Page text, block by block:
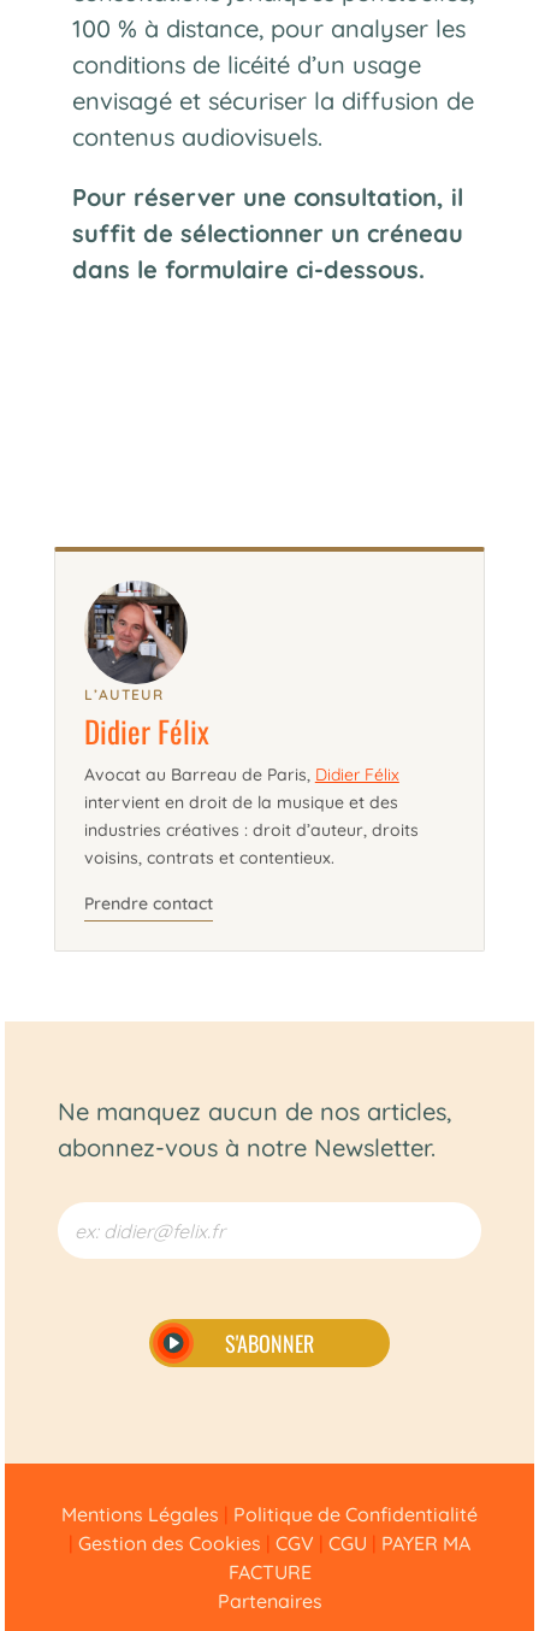
100 % à distance, pour analyser les
conditions de licéité d’un usage
envisagé et sécuriser la diffusion de
contenus audiovisuels.
Pour réserver une consultation, il
suffit de sélectionner un créneau
dans le formulaire ci-dessous.
L’AUTEUR
Didier Félix
Avocat au Barreau de Paris, Didier Félix
intervient en droit de la musique et des
industries créatives : droit d’auteur, droits
voisins, contrats et contentieux.
Prendre contact
Ne manquez aucun de nos articles,
abonnez-vous à notre Newsletter.
S'ABONNER
Mentions Légales
Politique de Confidentialité
Gestion des Cookies CGV CGU
PAYER MA
FACTURE
Partenaires